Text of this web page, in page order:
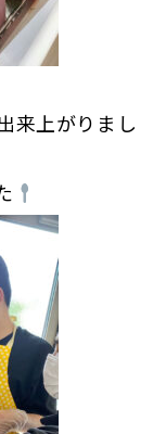
来上がりまし